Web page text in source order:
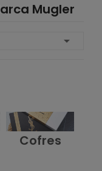
Mugler

Cofres